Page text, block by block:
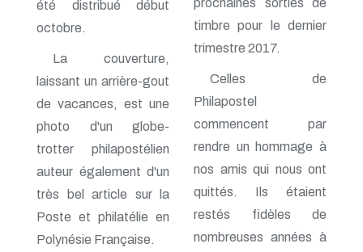
n° 137 - Octobre 2008
n° 135 - Avril 2008
n° 134 - Janvier 2008
n° 133 - Octobre 2007
n° 132 - Juillet 2007
n° 131 - Avril 2007
n° 130 - Janvier 2007
n° 128 - Juillet 2006
n° 127 - Avril 2006
n° 126 - Janvier 2006
n° 125 - Octobre 2005
n° 124 - Juillet 2005
été distribué début
octobre.
La couverture,
laissant un arrière-gout
de vacances, est une
photo d'un globe-
trotter philapostélien
auteur également d'un
très bel article sur la
Poste et philatélie en
Polynésie Française.
prochaines sorties de
timbre pour le dernier
trimestre 2017.
Celles de
Philapostel
commencent par
rendre un hommage à
nos amis qui nous ont
quittés. Ils étaient
restés fidèles de
nombreuses années à